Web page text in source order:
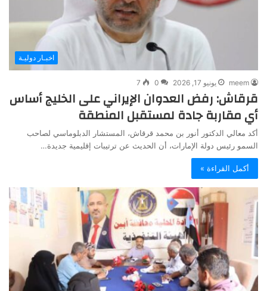
اخبـار دوليـة
meem يونيو 17, 2026 0
7
قرقاش: رفض العدوان الإيراني على الخليج أساس
أي مقاربة جادة لمستقبل المنطقة
أكد معالي الدكتور أنور بن محمد قرقاش، المستشار الدبلوماسي لصاحب
السمو رئيس دولة الإمارات، أن الحديث عن ترتيبات إقليمية جديدة…
أكمل القراءة »